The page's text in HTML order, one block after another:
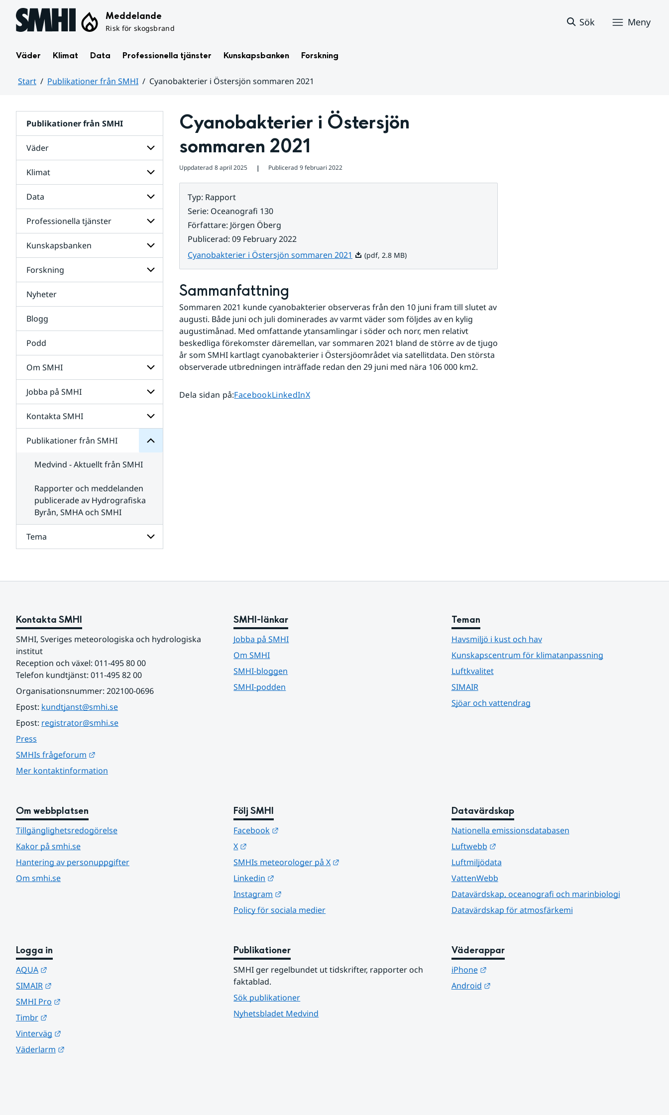
Hoppa till sidans innehåll Meddelande
Risk för skogsbrand
Sök Meny
Väder Klimat Data Professionella tjänster Kunskapsbanken Forskning
Start Publikationer från SMHI
Cyanobakterier i Östersjön sommaren 2021
Publikationer från SMHI
Väder
Undersidor
för
Väder
Klimat
Undersidor
för
Klimat
Data
Undersidor
för
Data
Professionella tjänster
Undersidor
för
Professionella
tjänster
Kunskapsbanken
Undersidor
för
Kunskapsbanken
Forskning
Undersidor
för
Forskning
Nyheter
Blogg
Podd
Om SMHI
Undersidor
för
Om
SMHI
Jobba på SMHI
Undersidor
för
Jobba
på
Kontakta SMHI
Undersidor
Kontakta
SMHI
Publikationer från SMHI
Undersidor
för
Publikationer
från
SMHI
Medvind - Aktuellt från SMHI
Rapporter och meddelanden
publicerade av Hydrografiska
Byrån, SMHA och SMHI
Tema
Tema
Cyanobakterier i Östersjön
sommaren 2021
Uppdaterad 8 april 2025 ❘ Publicerad 9 februari 2022
Typ: Rapport
Serie: Oceanografi 130
Författare: Jörgen Öberg
Publicerad: 09 February 2022
Cyanobakterier i Östersjön sommaren 2021 Pdf, 2.8 MB.
(pdf, 2.8 MB)
Sammanfattning
Sommaren 2021 kunde cyanobakterier observeras från den 10 juni fram till slutet av
augusti. Både juni och juli dominerades av varmt väder som följdes av en kylig
augustimånad. Med omfattande ytansamlingar i söder och norr, men relativt
beskedliga förekomster däremellan, var sommaren 2021 bland de större av de tjugo
år som SMHI kartlagt cyanobakterier i Östersjöområdet via satellitdata. Den största
observerade utbredningen inträffade redan den 29 juni med nära 106 000 km2.
Dela sidan på:Dela sidan på
FacebookDela sidan på
LinkedInDela sidan på
X
Kontakta SMHI
SMHI, Sveriges meteorologiska och hydrologiska
institut
Reception och växel: 011-495 80 00
Telefon kundtjänst: 011-495 82 00
Organisationsnummer: 202100-0696
Epost: kundtjanst@smhi.se
Epost: registrator@smhi.se
Press
SMHIs frågeforum
Mer kontaktinformation
SMHI-länkar
Jobba på SMHI
Om SMHI
SMHI-bloggen
SMHI-podden
Teman
Havsmiljö i kust och hav
Kunskapscentrum för klimatanpassning
Luftkvalitet
SIMAIR
Sjöar och vattendrag
Om webbplatsen
Tillgänglighetsredogörelse
Kakor på smhi.se
Hantering av personuppgifter
Om smhi.se
Följ SMHI
Facebook
X
SMHIs meteorologer på X
Linkedin
Instagram
Policy för sociala medier
Datavärdskap
Nationella emissionsdatabasen
Luftwebb
Länk till annan webbplats.
Luftmiljödata
VattenWebb
Datavärdskap, oceanografi och marinbiologi
Datavärdskap för atmosfärkemi
Logga in
AQUA
SIMAIR
SMHI Pro
Timbr
Vinterväg
Väderlarm
Publikationer
SMHI ger regelbundet ut tidskrifter, rapporter och
faktablad.
Sök publikationer
Nyhetsbladet Medvind
Väderappar
iPhone
Länk till annan webbplats.
Android
Länk till annan webbplats.